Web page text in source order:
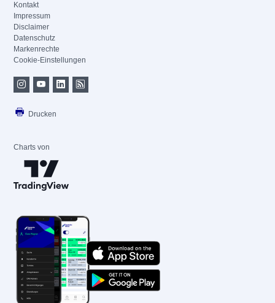
Kontakt
Impressum
Disclaimer
Datenschutz
Markenrechte
Cookie-Einstellungen
Drucken
Charts von